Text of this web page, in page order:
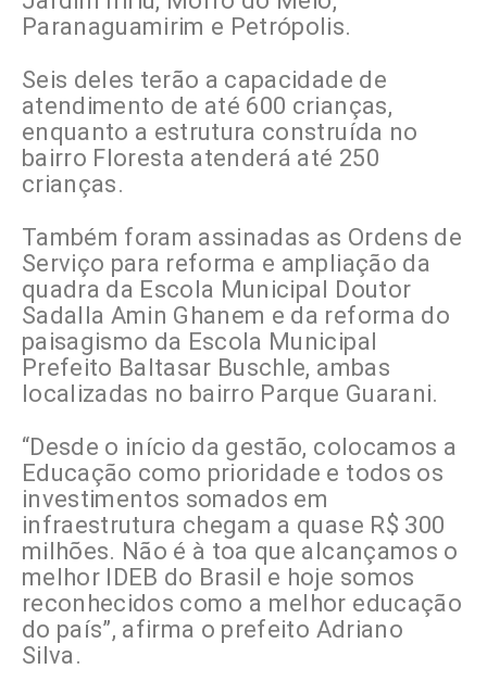
Paranaguamirim e Petrópolis.
Seis deles terão a capacidade de
atendimento de até 600 crianças,
enquanto a estrutura construída no
bairro Floresta atenderá até 250
crianças.
Também foram assinadas as Ordens de
Serviço para reforma e ampliação da
quadra da Escola Municipal Doutor
Sadalla Amin Ghanem e da reforma do
paisagismo da Escola Municipal
Prefeito Baltasar Buschle, ambas
localizadas no bairro Parque Guarani.
“Desde o início da gestão, colocamos a
Educação como prioridade e todos os
investimentos somados em
infraestrutura chegam a quase R$ 300
milhões. Não é à toa que alcançamos o
melhor IDEB do Brasil e hoje somos
reconhecidos como a melhor educação
do país”, afirma o prefeito Adriano
Silva.